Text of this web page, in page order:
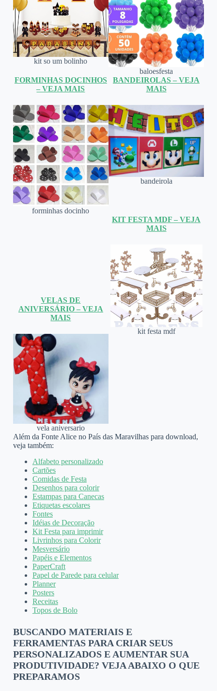
kit so um bolinho
baloesfesta
FORMINHAS DOCINHOS
– VEJA MAIS
forminhas docinho
BANDEIROLAS – VEJA
MAIS
bandeirola
VELAS DE
ANIVERSÁRIO – VEJA
MAIS
vela aniversario
KIT FESTA MDF – VEJA
MAIS
kit festa mdf
Além da Fonte Alice no País das Maravilhas para download,
veja também:
Alfabeto personalizado
Cartões
Comidas de Festa
Desenhos para colorir
Estampas para Canecas
Etiquetas escolares
Fontes
Idéias de Decoração
Kit Festa para imprimir
Livrinhos para Colorir
Mesversário
Papéis e Elementos
PaperCraft
Papel de Parede para celular
Planner
Posters
Receitas
Topos de Bolo
BUSCANDO MATERIAIS E
FERRAMENTAS PARA CRIAR SEUS
PERSONALIZADOS E AUMENTAR SUA
PRODUTIVIDADE? VEJA ABAIXO O QUE
PREPARAMOS